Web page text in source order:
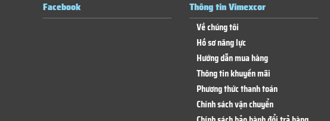
Facebook Thông tin Vimexcor
Về chúng tôi
Hồ sơ năng lực
Hướng dẫn mua hàng
Thông tin khuyến mãi
Phương thức thanh toán
Chính sách vận chuyển